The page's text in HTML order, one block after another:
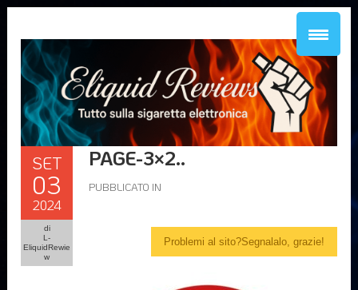
SET
03
2024
di
L-
EliquidRewie
w
PAGE-3×2..
PUBBLICATO IN
Problemi al sito?Segnalalo, grazie!